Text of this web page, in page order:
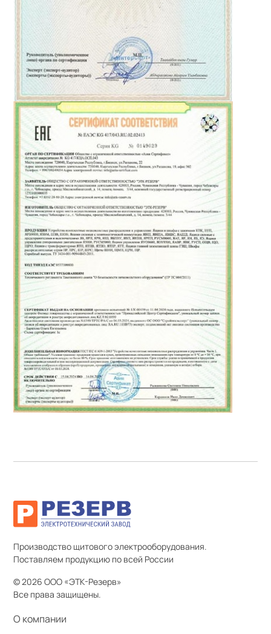
Производство щитового электрооборудования.
Поставляем продукцию по всей России
© 2026 ООО «ЭТК-Резерв»
Все права защищены.
О компании